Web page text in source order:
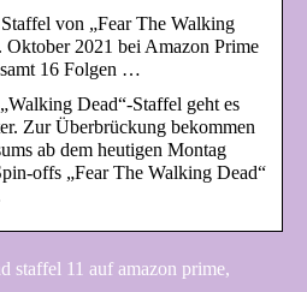
von „Fear The Walking
Oktober 2021 bei Amazon Prime
16 Folgen …
Dead“-Staffel geht es
Zur Überbrückung bekommen
ab dem heutigen Montag
offs „Fear The Walking Dead“
staffel 11 auf amazon prime,